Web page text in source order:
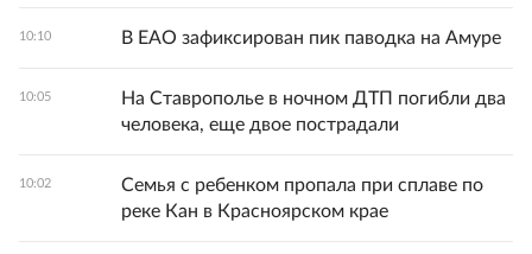
10:10 В ЕАО зафиксирован пик паводка на Амуре
10:05
На Ставрополье в ночном ДТП погибли два
человека, еще двое пострадали
10:02
Семья с ребенком пропала при сплаве по
реке Кан в Красноярском крае